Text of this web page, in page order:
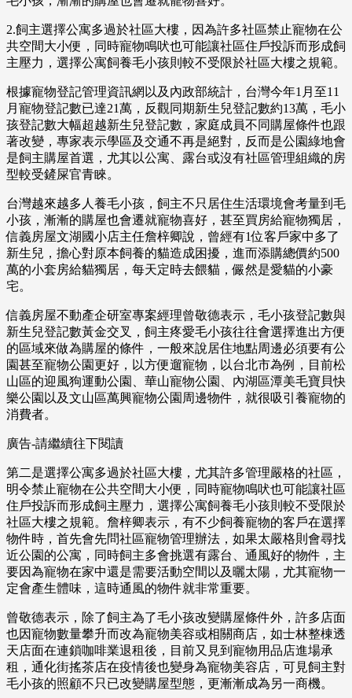
2.飼主選擇公寓多過於社區大樓，因為許多社區禁止寵物在公
共空間大小便，同時寵物鳴吠也可能讓社區住戶投訴而形成飼
主壓力，選擇公寓飼養毛小孩則較不受限於社區大樓之規範。
根據寵物登記管理資訊網以及內政部統計，台灣今年1月至11
月寵物登記數已達21萬，反觀同期新生兒登記數約13萬，毛小
孩登記數大幅超越新生兒登記數，家庭成員不同購屋條件也跟
著改變，專家表示學區及交通不再是絕對，反而是公園綠地會
是飼主購屋首選，尤其以公寓、露台或沒有社區管理組織的房
型較受鏟屎官青睞。
台灣越來越多人養毛小孩，飼主不只居住生活環境會考量到毛
小孩，漸漸的購屋也會遷就寵物喜好，甚至買房給寵物獨居，
信義房屋文湖國小店主任詹梓卿說，曾經有1位客戶家中多了
新生兒，擔心對原本飼養的貓造成困擾，進而添購總價約500
萬的小套房給貓獨居，每天定時去餵貓，儼然是愛貓的小豪
宅。
信義房屋不動產企研室專案經理曾敬德表示，毛小孩登記數與
新生兒登記數黃金交叉，飼主疼愛毛小孩往往會選擇進出方便
的區域來做為購屋的條件，一般來說居住地點周邊必須要有公
園甚至寵物公園更好，以方便遛寵物，以台北市為例，目前松
山區的迎風狗運動公園、華山寵物公園、內湖區潭美毛寶貝快
樂公園以及文山區萬興寵物公園周邊物件，就很吸引養寵物的
消費者。
廣告-請繼續往下閱讀
第二是選擇公寓多過於社區大樓，尤其許多管理嚴格的社區，
明令禁止寵物在公共空間大小便，同時寵物鳴吠也可能讓社區
住戶投訴而形成飼主壓力，選擇公寓飼養毛小孩則較不受限於
社區大樓之規範。詹梓卿表示，有不少飼養寵物的客戶在選擇
物件時，首先會先問社區寵物管理辦法，如果太嚴格則會尋找
近公園的公寓，同時飼主多會挑選有露台、通風好的物件，主
要因為寵物在家中還是需要活動空間以及曬太陽，尤其寵物一
定會產生體味，這時通風的物件就非常重要。
曾敬德表示，除了飼主為了毛小孩改變購屋條件外，許多店面
也因寵物數量攀升而改為寵物美容或相關商店，如士林整棟透
天店面在連鎖咖啡業退租後，目前又見到寵物用品店進場承
租，通化街搖茶店在疫情後也變身為寵物美容店，可見飼主對
毛小孩的照顧不只已改變購屋型態，更漸漸成為另一商機。